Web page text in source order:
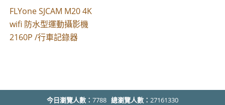
FLYone SJCAM M20 4K
wifi 防水型運動攝影機
2160P /行車記錄器
今日瀏覽人數： 7788 總瀏覽人數： 27161330